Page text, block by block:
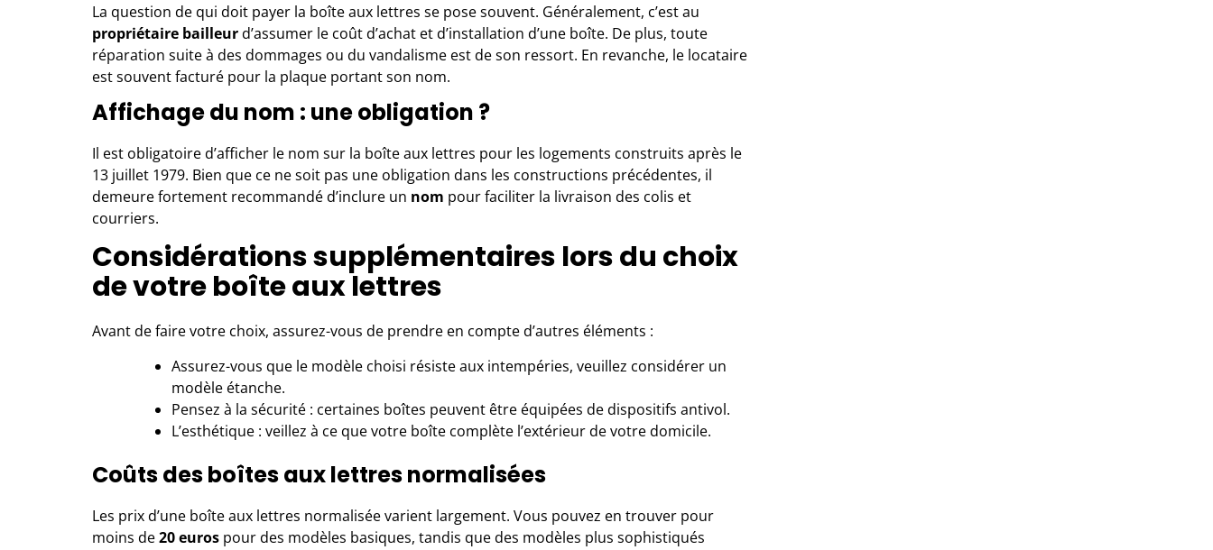
La question de qui doit payer la boîte aux lettres se pose souvent. Généralement, c’est au
propriétaire bailleurd’assumer le coût d’achat et d’installation d’une boîte. De plus, toute
réparation suite à des dommages ou du vandalisme est de son ressort. En revanche, le locataire
est souvent facturé pour la plaque portant son nom.
Affichage du nom : une obligation ?
Il est obligatoire d’afficher le nom sur la boîte aux lettres pour les logements construits après le
13 juillet 1979. Bien que ce ne soit pas une obligation dans les constructions précédentes, il
demeure fortement recommandé d’inclure un nom pour faciliter la livraison des colis et
courriers.
Considérations supplémentaires lors du choix
de votre boîte aux lettres
Avant de faire votre choix, assurez-vous de prendre en compte d’autres éléments :
Assurez-vous que le modèle choisi résiste aux intempéries, veuillez considérer un
modèle étanche.
Pensez à la sécurité : certaines boîtes peuvent être équipées de dispositifs antivol.
L’esthétique : veillez à ce que votre boîte complète l’extérieur de votre domicile.
Coûts des boîtes aux lettres normalisées
Les prix d’une boîte aux lettres normalisée varient largement. Vous pouvez en trouver pour
moins de20 euros pour des modèles basiques, tandis que des modèles plus sophistiqués